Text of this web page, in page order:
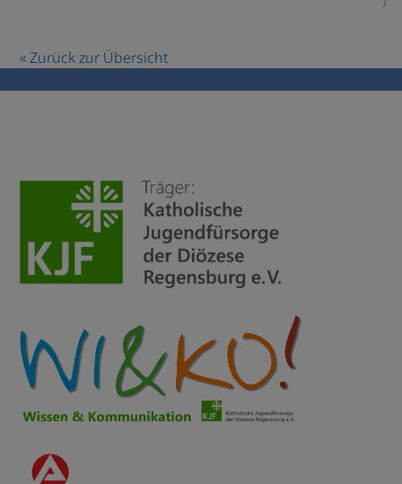
« Zurück zur Übersicht